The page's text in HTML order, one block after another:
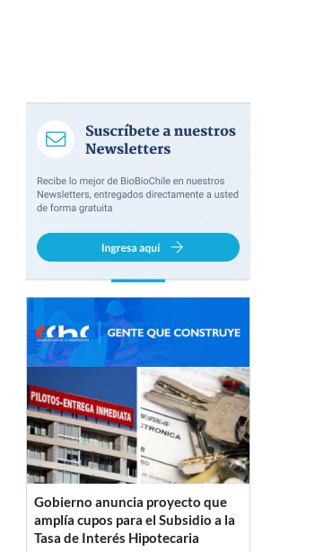
Gobierno anuncia proyecto que
amplía cupos para el Subsidio a la
Tasa de Interés Hipotecaria